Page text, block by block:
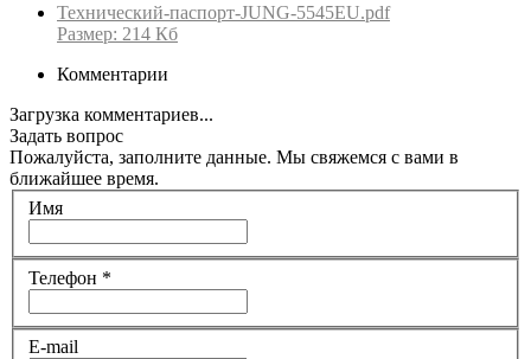
Технический-паспорт-JUNG-5545EU.pdf
Размер: 214 Кб
Комментарии
Загрузка комментариев...
Задать вопрос
Пожалуйста, заполните данные. Мы свяжемся с вами в
ближайшее время.
Имя
Телефон *
E-mail